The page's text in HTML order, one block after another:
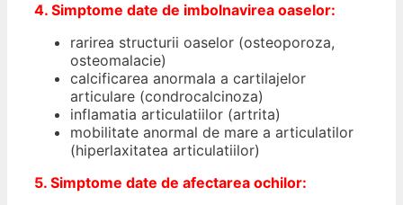
4. Simptome date de imbolnavirea oaselor:
rarirea structurii oaselor (osteoporoza,
osteomalacie)
calcificarea anormala a cartilajelor
articulare (condrocalcinoza)
inflamatia articulatiilor (artrita)
mobilitate anormal de mare a articulatilor
(hiperlaxitatea articulatiilor)
5. Simptome date de afectarea ochilor: